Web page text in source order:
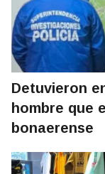
Detuvieron
hombre que
bonaerense